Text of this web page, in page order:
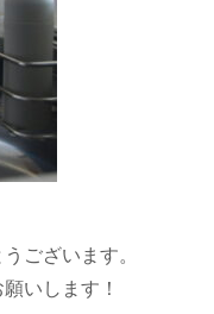
ございます。
いします！